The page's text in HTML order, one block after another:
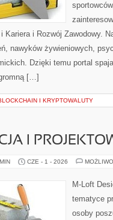
Kariera i Rozwój Zawodowy.
nawyków żywieniowych,
Dzięki temu portal
[…]
I KRYPTOWALUTY
I
CZE - 1 - 2026
M-Loft
tematyce
osoby